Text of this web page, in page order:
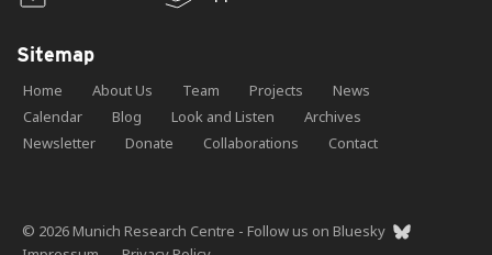
Sitemap
Home About Us Team Projects
News
Calendar
Blog Look and Listen
Archives
Newsletter
Donate Collaborations Contact
© 2026 Munich Research Centre - Follow us on Bluesky